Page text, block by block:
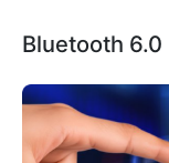
Bluetooth 6.0